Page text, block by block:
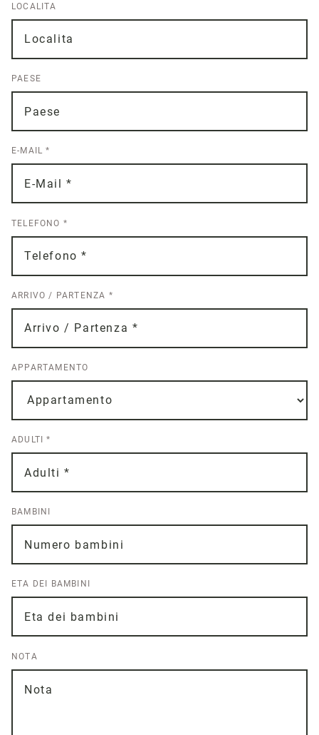
LOCALITA
PAESE
E-MAIL*
TELEFONO *
ARRIVO / PARTENZA *
APPARTAMENTO
ADULTI*
BAMBINI
ETA DEI BAMBINI
NOTA